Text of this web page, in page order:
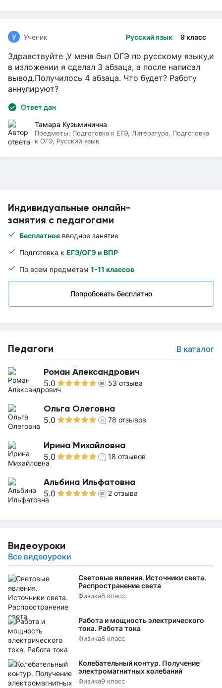
Индивидуальные онлайн-
занятия с педагогами
Бесплатное вводное занятие
Подготовка к ЕГЭ/ОГЭ и ВПР
По всем предметам 1-11 классов
Попробовать бесплатно
Педагоги В каталог
Роман Александрович
5.0 53 отзыва
Ольга Олеговна
5.0 78 отзывов
Ирина Михайловна
5.0 18 отзывов
Альбина Ильфатовна
5.0 2 отзыва
Видеоуроки
Все видеоуроки
Световые явления. Источники света.
Распространение света
Физика8 класс
Работа и мощность электрического
тока. Работа тока
Физика8 класс
Колебательный контур. Получение
электромагнитных колебаний
Физика9 класс
Русский язык 9 класс
У Ученик
Здравствуйте ,У меня был ОГЭ по русскому языку,и
в изложении я сделал 3 абзаца, а после написал
вывод.Получилось 4 абзаца. Что будет? Работу
аннулируют?
Ответ дан
Тамара Кузьминична
Предметы: Подготовка к ЕГЭ, Литература, Подготовка
к ОГЭ, Русский язык